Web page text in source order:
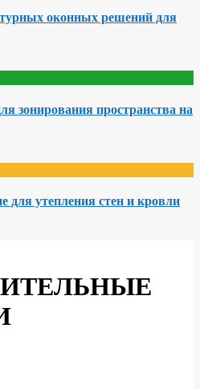
оконных решений для
зонирования пространства на
для утепления стен и кровли